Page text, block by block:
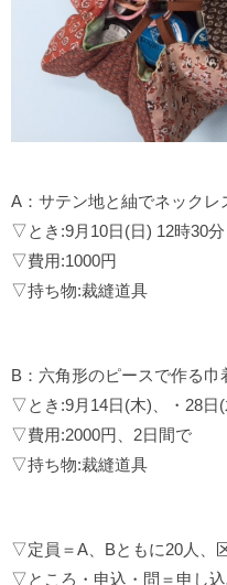
A：サテン地と紬でネックレ
▽とき:9月10日(日) 12時30分
▽費用:1000円
▽持ち物:裁縫道具
B：六角形のピースで作る巾
▽とき:9月14日(木)、・28日
▽費用:2000円、2日間で
▽持ち物:裁縫道具
▽定員＝A、Bともに20人、
▽ところ・申込・問＝申し